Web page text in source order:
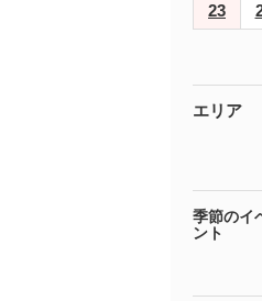
23
エリア
季節のイ
ント